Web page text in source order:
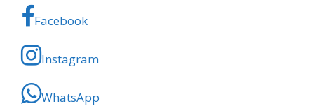
Facebook
Instagram
WhatsApp